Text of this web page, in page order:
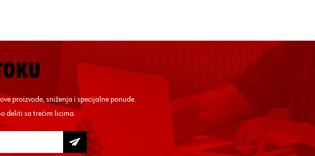
proizvode, sniženja i specijalne ponude.
deliti sa trećim licima.